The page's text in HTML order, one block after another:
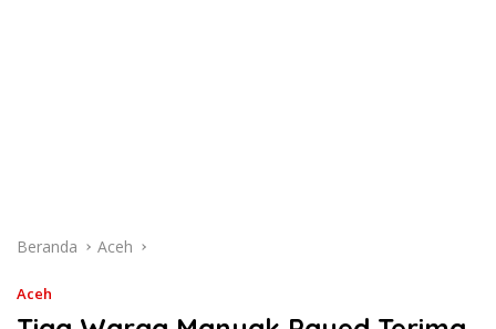
Beranda Aceh
Aceh